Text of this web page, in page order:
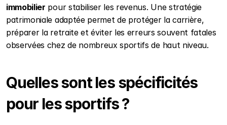
immobilier pour stabiliser les revenus. Une stratégie
patrimoniale adaptée permet de protéger la carrière,
préparer la retraite et éviter les erreurs souvent fatales
observées chez de nombreux sportifs de haut niveau.
Quelles sont les spécificités
pour les sportifs ?